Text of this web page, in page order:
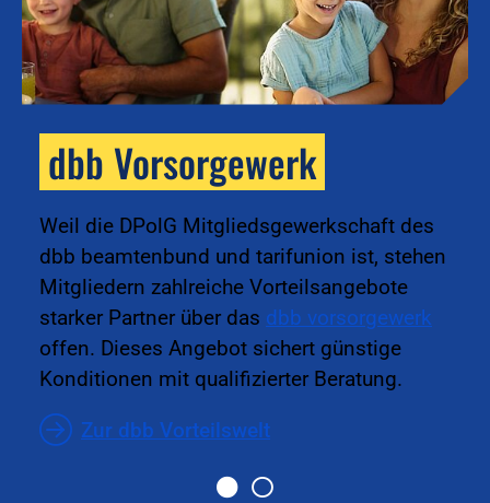
dbb Vorsorgewerk
Weil die DPolG Mitgliedsgewerkschaft des
dbb beamtenbund und tarifunion ist, stehen
Mitgliedern zahlreiche Vorteilsangebote
starker Partner über das dbb vorsorgewerk
offen. Dieses Angebot sichert günstige
Konditionen mit qualifizierter Beratung.
Zur dbb Vorteilswelt